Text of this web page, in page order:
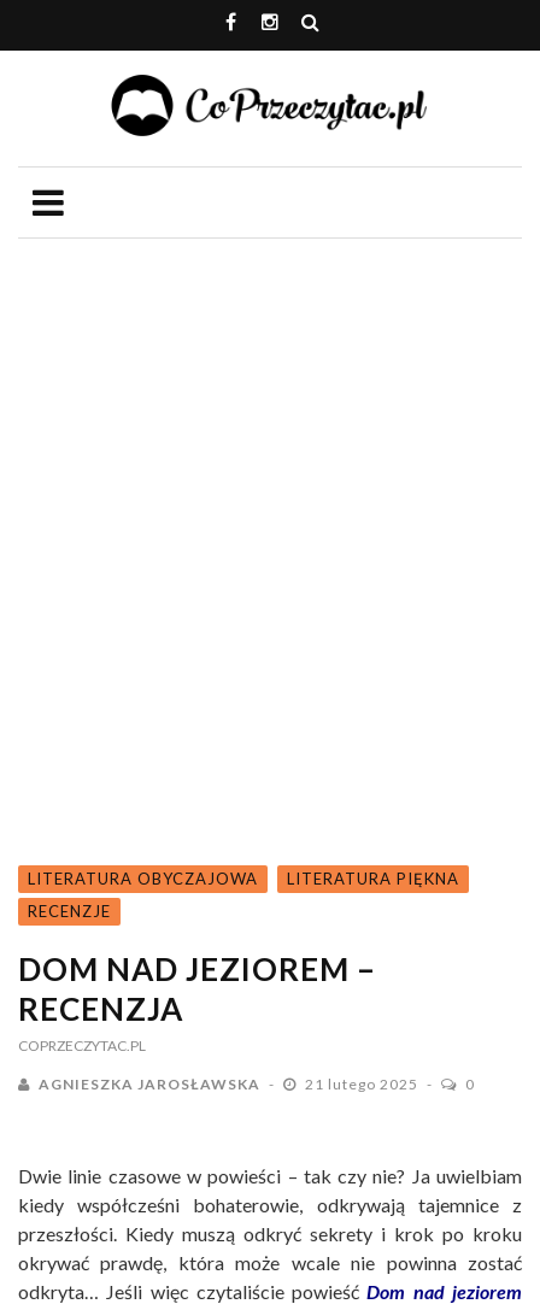
LITERATURA OBYCZAJOWA
LITERATURA PIĘKNA
RECENZJE
DOM NAD JEZIOREM –
RECENZJA
COPRZECZYTAC.PL
AGNIESZKA JAROSŁAWSKA 21 lutego 2025 0
Dwie linie czasowe w powieści – tak czy nie? Ja uwielbiam
kiedy współcześni bohaterowie, odkrywają tajemnice z
przeszłości. Kiedy muszą odkryć sekrety i krok po kroku
okrywać prawdę, która może wcale nie powinna zostać
odkryta… Jeśli więc czytaliście powieśćDom nad jeziorem